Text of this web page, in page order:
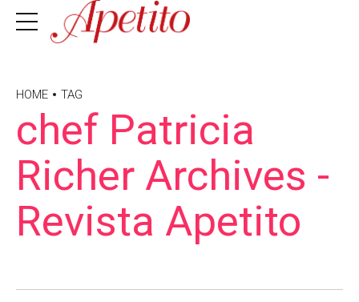
HOME TAG
chef Patricia
Richer Archives -
Revista Apetito